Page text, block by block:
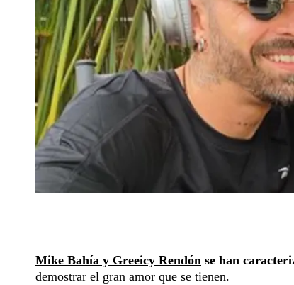
Mike Bahía y Greeicy Rendón se han
demostrar el gran amor que se tienen.